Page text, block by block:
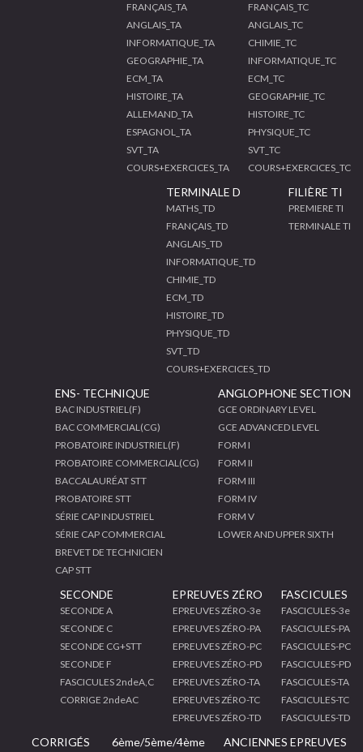
FRANÇAIS_TA
ANGLAIS_TA
INFORMATIQUE_TA
GEOGRAPHIE_TA
ECM_TA
HISTOIRE_TA
ALLEMAND_TA
ESPAGNOL_TA
SVT_TA
COURS+EXERCICES_TA
FRANÇAIS_TC
ANGLAIS_TC
CHIMIE_TC
INFORMATIQUE_TC
ECM_TC
GEOGRAPHIE_TC
HISTOIRE_TC
PHYSIQUE_TC
SVT_TC
COURS+EXERCICES_TC
TERMINALE D
MATHS_TD
FRANÇAIS_TD
ANGLAIS_TD
INFORMATIQUE_TD
CHIMIE_TD
ECM_TD
HISTOIRE_TD
PHYSIQUE_TD
SVT_TD
COURS+EXERCICES_TD
FILIÈRE TI
PREMIERE TI
TERMINALE TI
ENS- TECHNIQUE
BAC INDUSTRIEL(F)
BAC COMMERCIAL(CG)
PROBATOIRE INDUSTRIEL(F)
PROBATOIRE COMMERCIAL(CG)
BACCALAURÉAT STT
PROBATOIRE STT
SÉRIE CAP INDUSTRIEL
SÉRIE CAP COMMERCIAL
BREVET DE TECHNICIEN
CAP STT
ANGLOPHONE SECTION
GCE ORDINARY LEVEL
GCE ADVANCED LEVEL
FORM I
FORM II
FORM III
FORM IV
FORM V
LOWER AND UPPER SIXTH
SECONDE
SECONDE A
SECONDE C
SECONDE CG+STT
SECONDE F
FASCICULES 2ndeA,C
CORRIGE 2ndeAC
EPREUVES ZÉRO
EPREUVES ZÉRO-3e
EPREUVES ZÉRO-PA
EPREUVES ZÉRO-PC
EPREUVES ZÉRO-PD
EPREUVES ZÉRO-TA
EPREUVES ZÉRO-TC
EPREUVES ZÉRO-TD
FASCICULES
FASCICULES-3e
FASCICULES-PA
FASCICULES-PC
FASCICULES-PD
FASCICULES-TA
FASCICULES-TC
FASCICULES-TD
CORRIGÉS 6ème/5ème/4ème ANCIENNES EPREUVES